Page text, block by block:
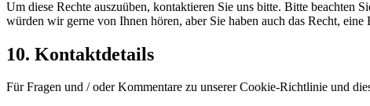
Um diese Rechte auszuüben, kontaktieren Sie uns bitte. Bitte beachten
würden wir gerne von Ihnen hören, aber Sie haben auch das Recht,
10. Kontaktdetails
Für Fragen und / oder Kommentare zu unserer Cookie-Richtlinie und